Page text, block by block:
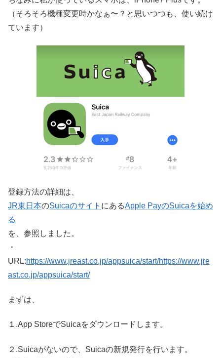
（そろそろ機種変更時かなぁ〜？と思いつつも、使い続け
ています）
登録方法の詳細は、
JR東日本のSuicaのサイト にあるApple PayのSuicaを始め
る
を、参照しました。
・
URL:https://www.jreast.co.jp/appsuica/start/https://www.jre
ast.co.jp/appsuica/start/
まずは、
１.App StoreでSuicaをダウンロードします。
２.Suicaがないので、Suicaの新規発行を行います。